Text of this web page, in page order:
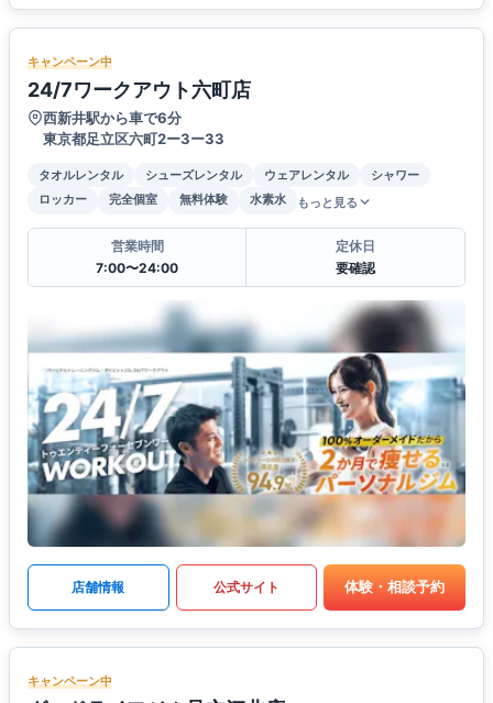
キャンペーン中
24/7ワークアウト六町店
西新井駅から車で6分
東京都足立区六町2ー3ー33
タオルレンタル シューズレンタル ウェアレンタル
シャワー
ロッカー
完全個室 無料体験 水素水 もっと見る
営業時間
7:00〜24:00
定休日
要確認
店舗情報 公式サイト 体験・相談予約
キャンペーン中